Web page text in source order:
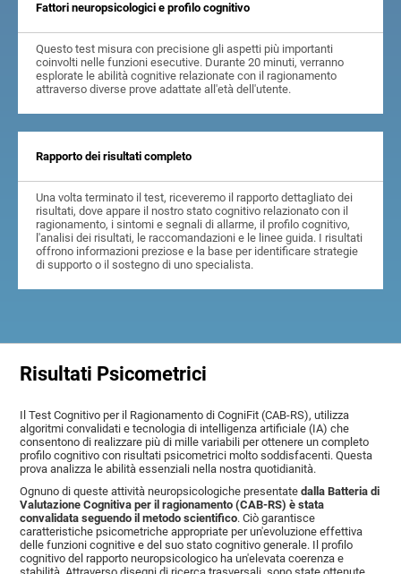
Fattori neuropsicologici e profilo cognitivo
Questo test misura con precisione gli aspetti più importanti
coinvolti nelle funzioni esecutive. Durante 20 minuti, verranno
esplorate le abilità cognitive relazionate con il ragionamento
attraverso diverse prove adattate all'età dell'utente.
Rapporto dei risultati completo
Una volta terminato il test, riceveremo il rapporto dettagliato dei
risultati, dove appare il nostro stato cognitivo relazionato con il
ragionamento, i sintomi e segnali di allarme, il profilo cognitivo,
l'analisi dei risultati, le raccomandazioni e le linee guida. I risultati
offrono informazioni preziose e la base per identificare strategie
di supporto o il sostegno di uno specialista.
Risultati Psicometrici
Il Test Cognitivo per il Ragionamento di CogniFit (CAB-RS), utilizza
algoritmi convalidati e tecnologia di intelligenza artificiale (IA) che
consentono di realizzare più di mille variabili per ottenere un completo
profilo cognitivo con risultati psicometrici molto soddisfacenti. Questa
prova analizza le abilità essenziali nella nostra quotidianità.
Ognuno di queste attività neuropsicologiche presentatedalla Batteria di
Valutazione Cognitiva per il ragionamento (CAB-RS) è stata
convalidata seguendo il metodo scientifico. Ciò garantisce
caratteristiche psicometriche appropriate per un'evoluzione effettiva
delle funzioni cognitive e del suo stato cognitivo generale. Il profilo
cognitivo del rapporto neuropsicologico ha un'elevata coerenza e